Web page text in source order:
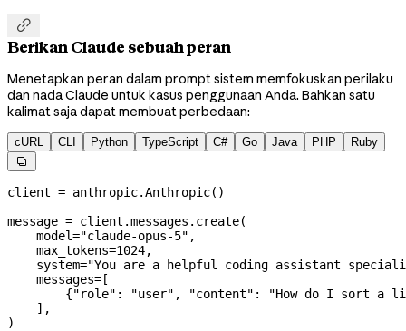

Berikan Claude sebuah peran
Menetapkan peran dalam prompt sistem memfokuskan perilaku
dan nada Claude untuk kasus penggunaan Anda. Bahkan satu
kalimat saja dapat membuat perbedaan:
cURL CLI Python TypeScript C# Go Java PHP Ruby

client = anthropic.Anthropic()
message = client.messages.create(
    model
="claude-opus-5" ,
    max_tokens
=1024,
    system
="You are a helpful coding assistant
    messages
= [
        {
"role" : "user" , "content" :
"How do I sort a
    ],
)